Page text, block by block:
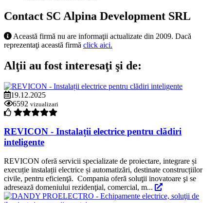
Contact SC Alpina Development SRL
Această firmă nu are informaţii actualizate din 2009. Dacă
reprezentaţi această firmă click aici.
Alţii au fost interesaţi şi de:
19.12.2025
6592 vizualizari
REVICON - Instalații electrice pentru clădiri
inteligente
REVICON oferă servicii specializate de proiectare, integrare și
execuție instalații electrice și automatizări, destinate construcțiilor
civile, pentru eficienţă. Compania oferă soluţii inovatoare şi se
adresează domeniului rezidenţial, comercial, m...